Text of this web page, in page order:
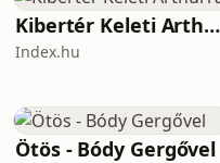
tippeket adunk
Kibertér Keleti Arthurral
Index.hu
Ötös - Bódy Gergővel